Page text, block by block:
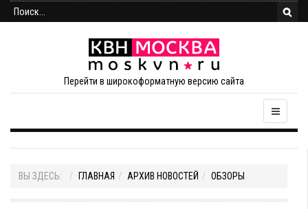
Перейти в широкоформатную версию сайта
ВЫ ЗДЕСЬ: ГЛАВНАЯ АРХИВ НОВОСТЕЙ ОБЗОРЫ